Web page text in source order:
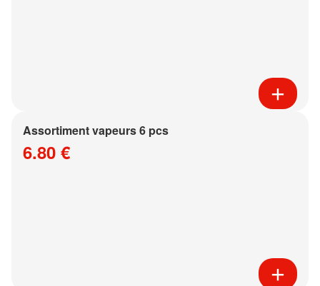
Assortiment vapeurs 6 pcs
6.80 €